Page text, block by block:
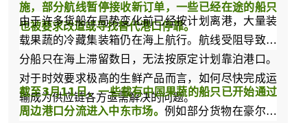
施，部分航线暂停接收新订单，一些已经在途的船只
也被要求改道或寻找替代港口停靠。
由于许多货船在局势变化前已经按计划离港，大量装
载果蔬的冷藏集装箱仍在海上航行。航线受阻导致部
分船只在海上滞留数日，无法按原定计划靠泊港口。
对于时效要求极高的生鲜产品而言，如何尽快完成运
输成为供应链各方亟需解决的问题。
截至3月11日，一些载有中国果蔬的船只已开始通过
周边港口分流进入中东市场。 例如部分货物在豪尔法